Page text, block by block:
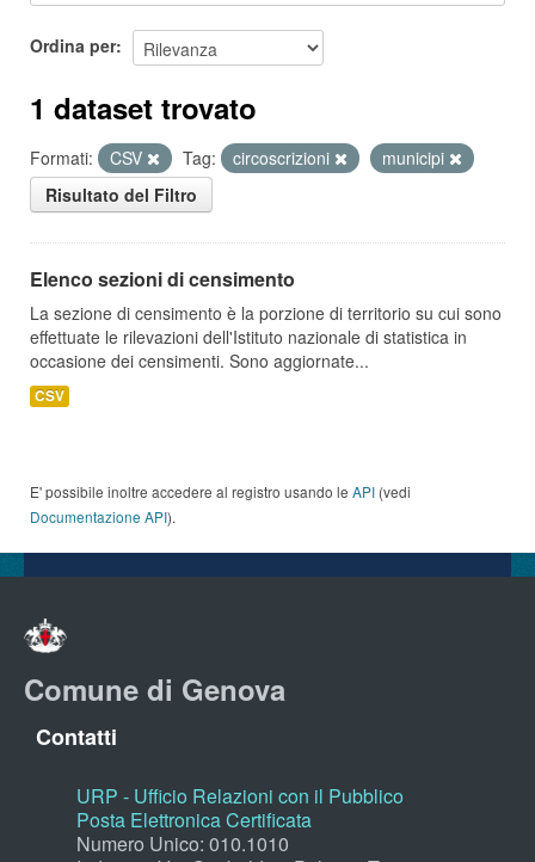
Ordina per
1 dataset trovato
Formati: CSV Tag: circoscrizioni
municipi
Risultato del Filtro
Elenco sezioni di censimento
La sezione di censimento è la porzione di territorio su cui sono
effettuate le rilevazioni dell'Istituto nazionale di statistica in
occasione dei censimenti. Sono aggiornate...
CSV
E' possibile inoltre accedere al registro usando le API (vedi
Documentazione API).
Comune di Genova
Contatti
URP - Ufficio Relazioni con il Pubblico
Posta Elettronica Certificata
Numero Unico: 010.1010